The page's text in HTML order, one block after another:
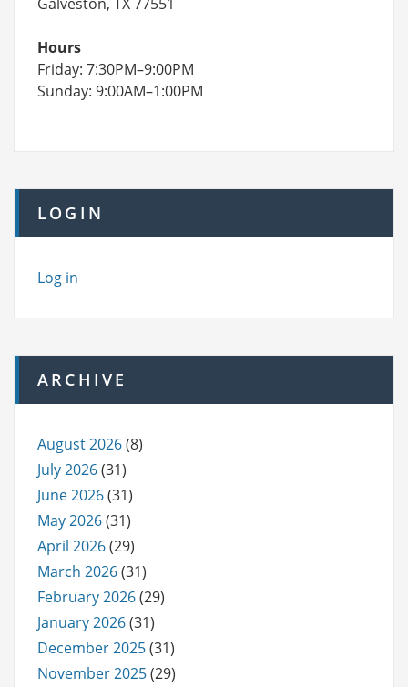
Hours
Friday: 7:30PM–9:00PM
Sunday: 9:00AM–1:00PM
LOGIN
Log in
ARCHIVE
August 2026(8)
July 2026(31)
June 2026(31)
May 2026(31)
April 2026(29)
March 2026(31)
February 2026(29)
January 2026(31)
December 2025(31)
November 2025(29)